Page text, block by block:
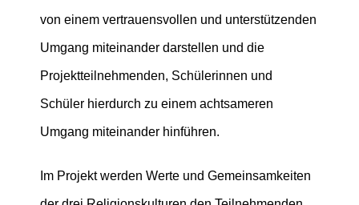
von einem vertrauensvollen und unterstützenden
Umgang miteinander darstellen und die
Projektteilnehmenden, Schülerinnen und
Schüler hierdurch zu einem achtsameren
Umgang miteinander hinführen.
Im Projekt werden Werte und Gemeinsamkeiten